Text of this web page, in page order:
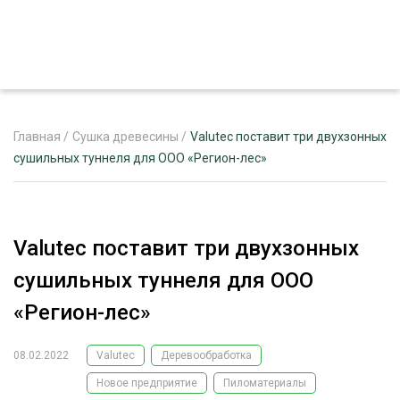
РЕКЛАМОДАТЕЛЯМ
ЛЕСНОЕ ХОЗЯЙСТВО
ЛЕСОЗАГОТОВКА
ЭКСПЕРТНОЕ МНЕНИЕ
Главная / Сушка древесины / Valutec поставит три двухзонных
сушильных туннеля для ООО «Регион-лес»
Valutec поставит три двухзонных
сушильных туннеля для ООО
«Регион-лес»
08.02.2022 Valutec Деревообработка
Новое предприятие Пиломатериалы